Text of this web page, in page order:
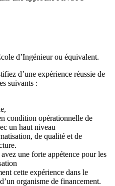
d’Ingénieur ou équivalent.
d’une expérience réussie de
suivants :
condition opérationnelle de
un haut niveau
de qualité et de
une forte appétence pour les
cette expérience dans le
organisme de financement.